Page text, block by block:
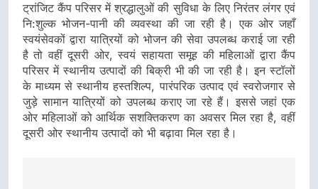
ट्रांजिट कैंप परिसर में श्रद्धालुओं की सुविधा के लिए निरंतर लंगर एवं
नि:शुल्क भोजन-पानी की व्यवस्था की जा रही है। एक ओर जहाँ
स्वयंसेवकों द्वारा यात्रियों को भोजन की सेवा उपलब्ध कराई जा रही
है तो वहीं दूसरी ओर, स्वयं सहायता समूह की महिलाओं द्वारा कैंप
परिसर में स्थानीय उत्पादों की बिक्री भी की जा रही है। इन स्टॉलों
के माध्यम से स्थानीय हस्तशिल्प, पारंपरिक उत्पाद एवं स्वरोजगार से
जुड़े सामान यात्रियों को उपलब्ध कराए जा रहे हैं। इससे जहां एक
ओर महिलाओं को आर्थिक सशक्तिकरण का अवसर मिल रहा है, वहीं
दूसरी ओर स्थानीय उत्पादों को भी बढ़ावा मिल रहा है।